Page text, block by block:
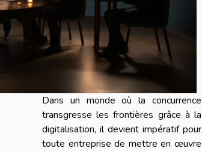
Dans un monde où la concurrence
transgresse les frontières grâce à la
digitalisation, il devient impératif pour
toute entreprise de mettre en œuvre